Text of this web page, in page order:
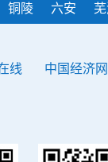
铜陵 六安
线 中国经济网